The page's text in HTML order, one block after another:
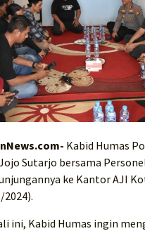
Kabid Humas
Sutarjo bersama
ke Kantor AJI
ini, Kabid Humas ingin